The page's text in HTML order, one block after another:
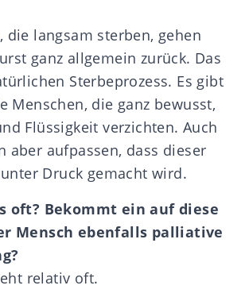
die langsam sterben, gehen
ganz allgemein zurück. Das
Sterbeprozess. Es gibt
Menschen, die ganz bewusst,
Flüssigkeit verzichten. Auch
aber aufpassen, dass dieser
Druck gemacht wird.
oft? Bekommt ein auf diese
Mensch ebenfalls palliative
relativ oft.